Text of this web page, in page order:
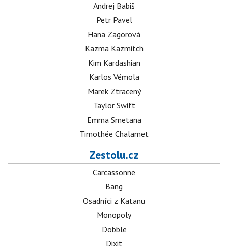
Andrej Babiš
Petr Pavel
Hana Zagorová
Kazma Kazmitch
Kim Kardashian
Karlos Vémola
Marek Ztracený
Taylor Swift
Emma Smetana
Timothée Chalamet
Zestolu.cz
Carcassonne
Bang
Osadníci z Katanu
Monopoly
Dobble
Dixit